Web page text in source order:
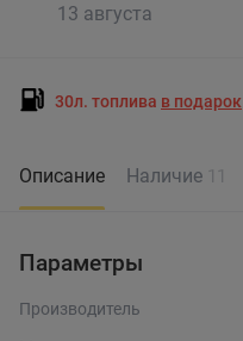
13 августа
30л. топлива в подарок
Описание Наличие 11
Параметры
Производитель